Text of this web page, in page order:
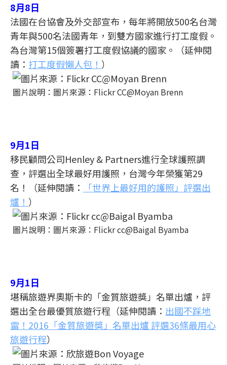
8月8日
法國在台協會及外交部宣布，每年將開放500名台灣
青年與500名法國青年，到雙方國家進行打工度假。
為台灣第15個簽署打工度假協議的國家。（延伸閱
讀： 打工度假懶人包！ ）
圖片說明：圖片來源：Flickr CC@Moyan Brenn
9月1日
移民顧問公司Henley & Partners進行全球護照調
查，評選出全球最好用護照，台灣今年榮獲第29
名！（延伸閱讀：
「世界上最好用的護照」評選出
爐！ ）
圖片說明：圖片來源：Flickr cc@Baigal Byamba
9月1日
堪稱旅遊界奧斯卡的「金質旅遊獎」名單出爐，評
選出全台最優質旅遊行程（延伸閱讀： 出國不踩地
雷！2016「金質旅遊獎」名單出爐 評選36條最用心
旅遊行程）